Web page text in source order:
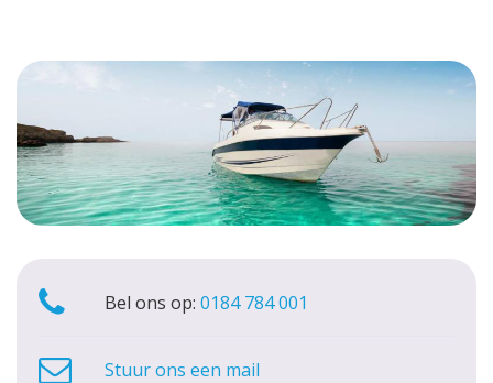
Bel ons op: 0184 784 001
Stuur ons een mail